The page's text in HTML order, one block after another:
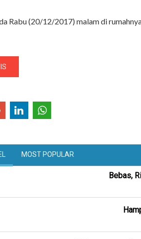
Rabu (20/12/2017) malam di
MOST POPULAR
Bebas,